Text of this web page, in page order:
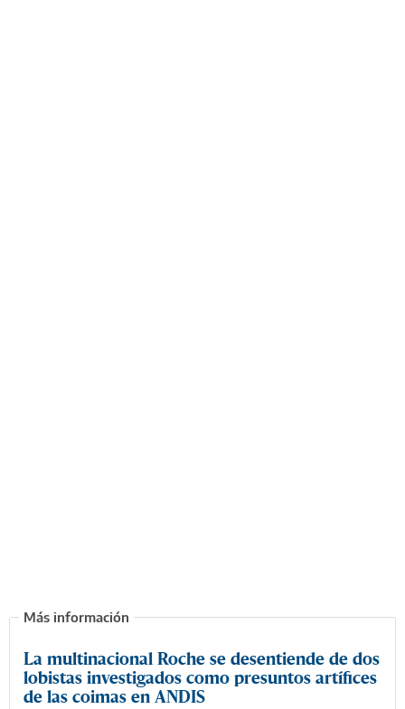
La multinacional Roche se desentiende de dos
lobistas investigados como presuntos artífices
de las coimas en ANDIS